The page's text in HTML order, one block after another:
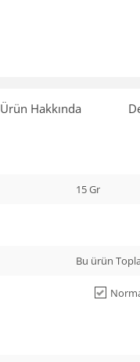
Ürün Hakkında
15 Gr
Bu ürün